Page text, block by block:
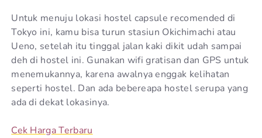
Untuk menuju lokasi hostel capsule recomended di
Tokyo ini, kamu bisa turun stasiun Okichimachi atau
Ueno, setelah itu tinggal jalan kaki dikit udah sampai
deh di hostel ini. Gunakan wifi gratisan dan GPS untuk
menemukannya, karena awalnya enggak kelihatan
seperti hostel. Dan ada bebereapa hostel serupa yang
ada di dekat lokasinya.
Cek Harga Terbaru